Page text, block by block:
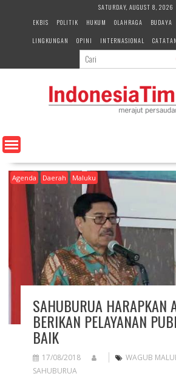
e
n
SATURDAY, AUGUST 8, 2026
EKBIS
POLITIK HUKUM OLAHRAGA BUDAYA
LINGKUNGAN
OPINI INTERNASIONAL
Agenda Daerah Maluku
SAHUBURUA HARAPKAN
BERIKAN PELAYANAN
BAIK
17/08/2018 WAGUB
SAHUBURUA